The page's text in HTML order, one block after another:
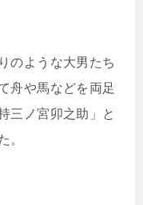
のような大男たち
舟や馬などを両足
三ノ宮卯之助」と
。